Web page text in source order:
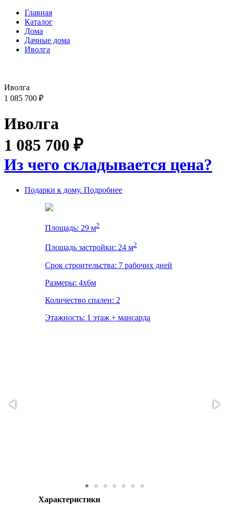
Главная
Каталог
Дома
Дачные дома
Иволга
Иволга
1 085 700 ₽
Иволга
1 085 700 ₽
Из чего складывается цена?
Подарки к дому. Подробнее
Площадь: 29 м2
Площадь застройки: 24 м2
Срок строительства: 7 рабочих дней
Размеры: 4x6м
Количество спален: 2
Этажность: 1 этаж + мансарда
Характеристики